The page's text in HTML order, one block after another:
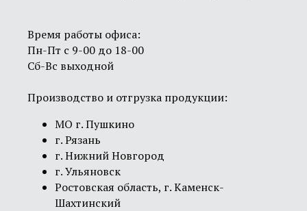
Время работы офиса:
Пн-Пт с 9-00 до 18-00
Сб-Вс выходной
Производство и отгрузка продукции:
МО г. Пушкино
г. Рязань
г. Нижний Новгород
г. Ульяновск
Ростовская область, г. Каменск-
Шахтинский